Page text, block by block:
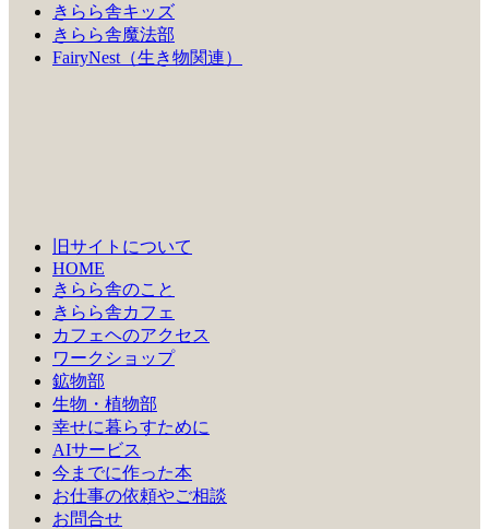
きらら舎キッズ
きらら舎魔法部
FairyNest（生き物関連）
旧サイトについて
HOME
きらら舎のこと
きらら舎カフェ
カフェヘのアクセス
ワークショップ
鉱物部
生物・植物部
幸せに暮らすために
AIサービス
今までに作った本
お仕事の依頼やご相談
お問合せ